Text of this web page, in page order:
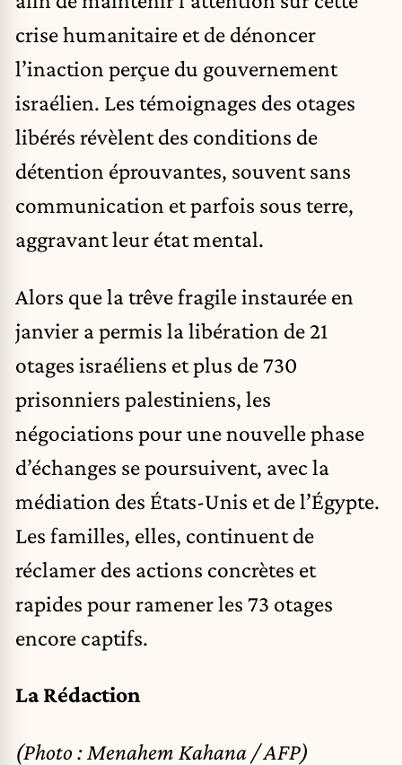
crise humanitaire et de dénoncer
l’inaction perçue du gouvernement
israélien. Les témoignages des otages
libérés révèlent des conditions de
détention éprouvantes, souvent sans
communication et parfois sous terre,
aggravant leur état mental.
Alors que la trêve fragile instaurée en
janvier a permis la libération de 21
otages israéliens et plus de 730
prisonniers palestiniens, les
négociations pour une nouvelle phase
d’échanges se poursuivent, avec la
médiation des États-Unis et de l’Égypte.
Les familles, elles, continuent de
réclamer des actions concrètes et
rapides pour ramener les 73 otages
encore captifs.
La Rédaction
(Photo : Menahem Kahana / AFP)